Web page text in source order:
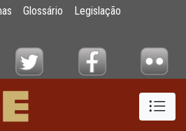
o Seminário de
Glossário
Legislação